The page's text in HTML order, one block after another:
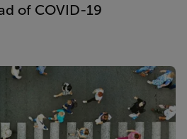
of COVID-19